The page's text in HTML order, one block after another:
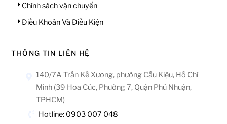
Chính sách vận chuyển
Điều Khoản Và Điều Kiện
THÔNG TIN LIÊN HỆ
140/7A Trần Kế Xương, phường Cầu Kiệu, Hồ Chí
Minh (39 Hoa Cúc, Phường 7, Quận Phú Nhuận,
TPHCM)
Hotline: 0903 007 048